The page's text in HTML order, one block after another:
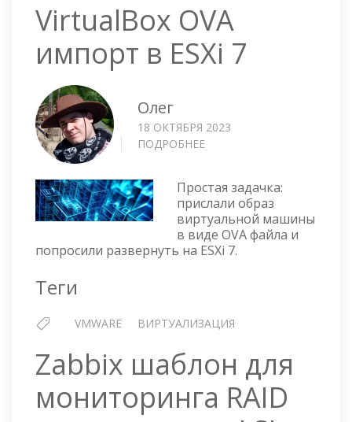
VirtualBox OVA
импорт в ESXi 7
Олег
18 ОКТЯБРЯ 2023
ПОДРОБНЕЕ
ИМПОРТ
В
ESXI
7
Простая задачка:
прислали образ
виртуальной машины
в виде OVA файла и
попросили развернуть на ESXi 7.
Теги
VMWARE ВИРТУАЛИЗАЦИЯ
Zabbix шаблон для
мониторинга RAID